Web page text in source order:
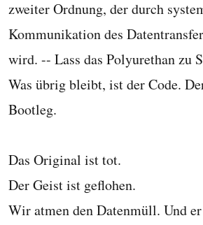
zweiter Ordnung, der durch
Kommunikation des
wird. -- Lass das Polyurethan zu
Was übrig bleibt, ist der Code.
Bootleg.
Das Original ist tot.
Der Geist ist geflohen.
Wir atmen den Datenmüll. Und